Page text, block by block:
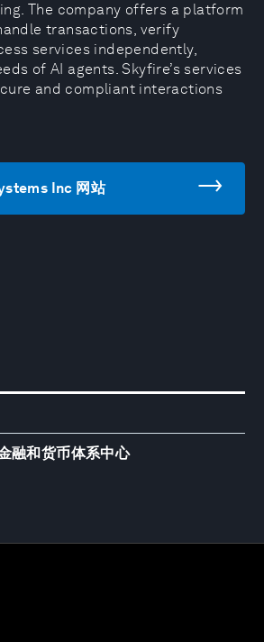
The company offers a platform
transactions, verify
services independently,
of AI agents. Skyfire’s services
and compliant interactions
Inc 网站
融和货币体系中心